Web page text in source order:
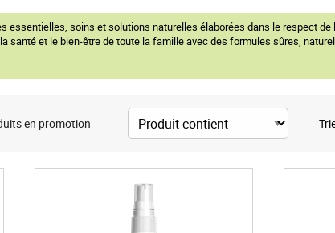
essentielles, soins et solutions naturelles élaborées dans le respect
santé et le bien-être de toute la famille avec des formules sûres,
en promotion